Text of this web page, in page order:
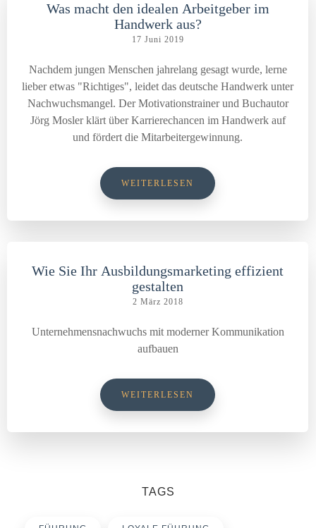
Was macht den idealen Arbeitgeber im
Handwerk aus?
17 Juni 2019
Nachdem jungen Menschen jahrelang gesagt wurde, lerne
lieber etwas "Richtiges", leidet das deutsche Handwerk unter
Nachwuchsmangel. Der Motivationstrainer und Buchautor
Jörg Mosler klärt über Karrierechancen im Handwerk auf
und fördert die Mitarbeitergewinnung.
WEITERLESEN
Wie Sie Ihr Ausbildungsmarketing effizient
gestalten
2 März 2018
Unternehmensnachwuchs mit moderner Kommunikation
aufbauen
WEITERLESEN
TAGS